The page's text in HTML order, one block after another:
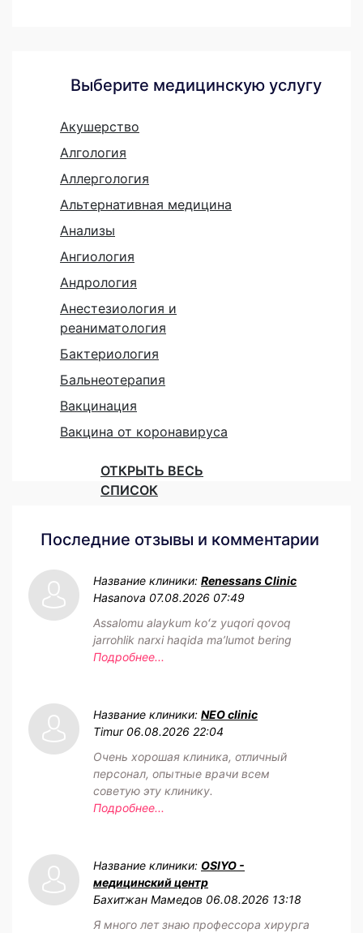
Выберите медицинскую услугу
Акушерство
Алгология
Аллергология
Альтернативная медицина
Анализы
Ангиология
Андрология
Анестезиология и
реаниматология
Бактериология
Бальнеотерапия
Вакцинация
Вакцина от коронавируса
ОТКРЫТЬ ВЕСЬ
СПИСОК
Последние отзывы и комментарии
Название клиники: Renessans Clinic
Hasanova 07.08.2026 07:49
Assalomu alaykum koʻz yuqori qovoq
jarrohlik narxi haqida maʼlumot bering
Подробнее...
Название клиники: NEO clinic
Timur 06.08.2026 22:04
Очень хорошая клиника, отличный
персонал, опытные врачи всем
советую эту клинику.
Подробнее...
Название клиники: OSIYO -
медицинский центр
Бахитжан Мамедов 06.08.2026 13:18
Я много лет знаю профессора хирурга